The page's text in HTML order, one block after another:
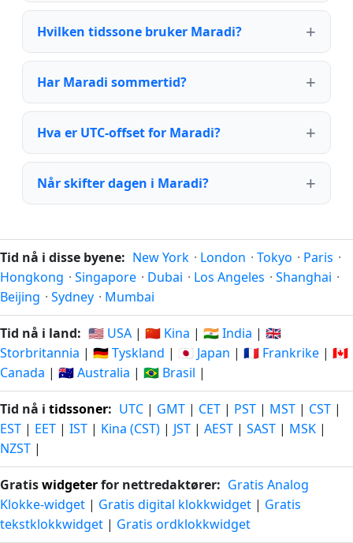
Hvilken tidssone bruker Maradi?
Har Maradi sommertid?
Hva er UTC-offset for Maradi?
Når skifter dagen i Maradi?
Tid nå i disse byene: New York · London · Tokyo · Paris ·
Hongkong · Singapore · Dubai · Los Angeles · Shanghai ·
Beijing · Sydney · Mumbai
Tid nå i land: 🇺🇸 USA | 🇨🇳 Kina | 🇮🇳 India | 🇬🇧
Storbritannia | 🇩🇪 Tyskland | 🇯🇵 Japan | 🇫🇷 Frankrike | 🇨🇦
Canada | 🇦🇺 Australia | 🇧🇷 Brasil |
Tid nå i tidssoner: UTC | GMT | CET | PST | MST | CST |
EST | EET | IST | Kina (CST) | JST | AEST | SAST | MSK |
NZST |
Gratiswidgeterfor nettredaktører: Gratis Analog
Klokke-widget | Gratis digital klokkwidget | Gratis
tekstklokkwidget | Gratis ordklokkwidget